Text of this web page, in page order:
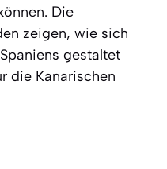
Die
zeigen, wie sich
gestaltet
die Kanarischen